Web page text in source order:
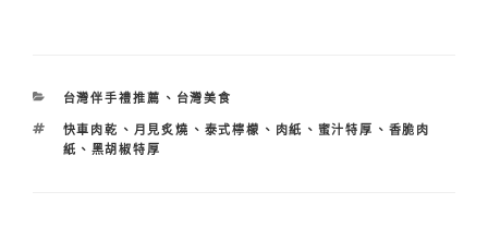
分
台灣伴手禮推薦 、 台灣美食
標
籤
快車肉乾 、 月見炙燒 、 泰式檸檬 、 肉紙 、 蜜汁特厚 、 香脆肉
紙 、 黑胡椒特厚